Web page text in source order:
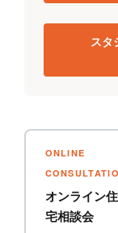
スタ
ONLINE
オンライン住
宅相談会